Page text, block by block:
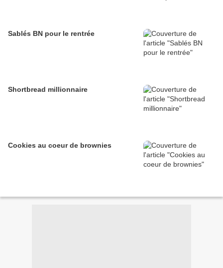
Sablés BN pour le rentrée
Shortbread millionnaire
Cookies au coeur de brownies